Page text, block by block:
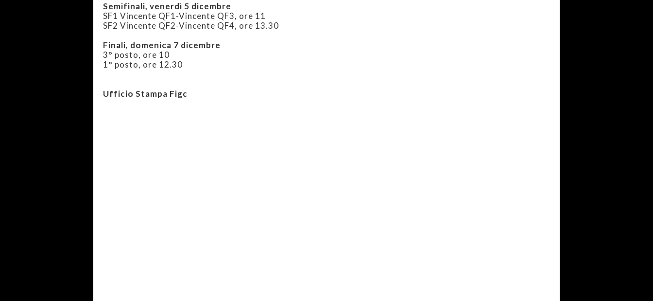
Semifinali, venerdì 5 dicembre
SF1 Vincente QF1-Vincente QF3, ore 11
SF2 Vincente QF2-Vincente QF4, ore 13.30
Finali, domenica 7 dicembre
3° posto, ore 10
1° posto, ore 12.30
Ufficio Stampa Figc